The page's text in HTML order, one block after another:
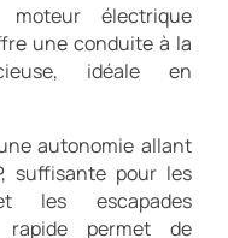
électrique
une conduite à la
idéale en
autonomie allant
suffisante pour les
les escapades
rapide permet de